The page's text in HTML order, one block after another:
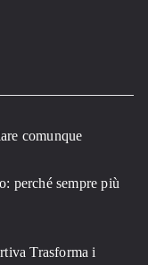
comunque
perché sempre più
Trasforma i